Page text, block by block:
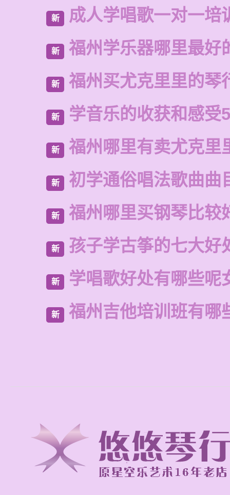
新 成人学唱歌一对一培
新 福州学乐器哪里最好
新 福州买尤克里里的琴
新 学音乐的收获和感受
新 福州哪里有卖尤克里
新 初学通俗唱法歌曲曲
新 福州哪里买钢琴比较
新 孩子学古筝的七大好
新 学唱歌好处有哪些呢
新 福州吉他培训班有哪